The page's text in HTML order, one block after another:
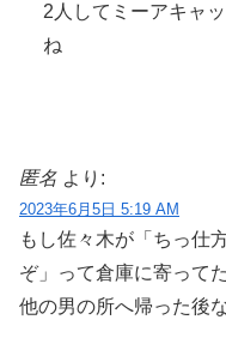
2人してミーアキャ
ね
匿名 より:
2023年6月5日 5:19 AM
もし佐々木が「ちっ仕
ぞ」って倉庫に寄って
他の男の所へ帰った後